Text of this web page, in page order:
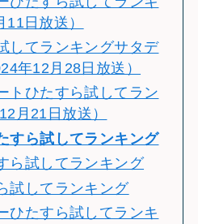
日放送）
してランキングサタデ
年12月28日放送）
トひたすら試してラン
月21日放送）
すら試してランキング
ら試してランキング
試してランキング
ひたすら試してランキ